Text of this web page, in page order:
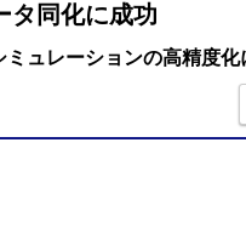
タ同化に成功
ミュレーションの高精度化